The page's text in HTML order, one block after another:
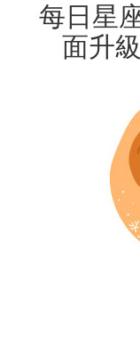
每日星
面升